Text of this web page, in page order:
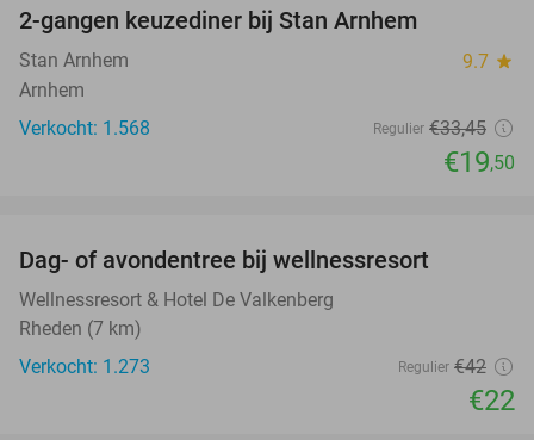
2-gangen keuzediner bij Stan Arnhem
Stan Arnhem 9.7 star
Arnhem
Verkocht: 1.568
Regulier €33,45
€19,50
Dag- of avondentree bij wellnessresort
Wellnessresort & Hotel De Valkenberg
Rheden (7 km)
Verkocht: 1.273
Regulier €42
€22